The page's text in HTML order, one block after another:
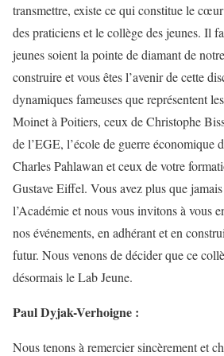
transmettre, existe ce qui constitue le
des praticiens et le collège des jeunes. Il
jeunes soient la pointe de diamant de
construire et vous êtes l’avenir de cette
dynamiques fameuses que représentent
Moinet à Poitiers, ceux de Christophe
de l’EGE, l’école de guerre économique
Charles Pahlawan et ceux de votre
Gustave Eiffel. Vous avez plus que
l’Académie et nous vous invitons à vous
nos événements, en adhérant et en
futur. Nous venons de décider que ce
désormais le Lab Jeune.
Paul Dyjak-Verhoigne :
Nous tenons à remercier sincèrement et